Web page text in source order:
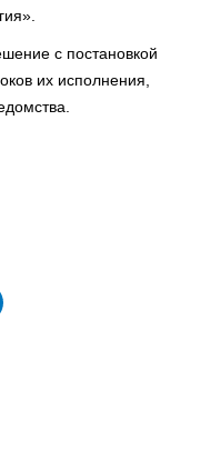
с постановкой
их исполнения,